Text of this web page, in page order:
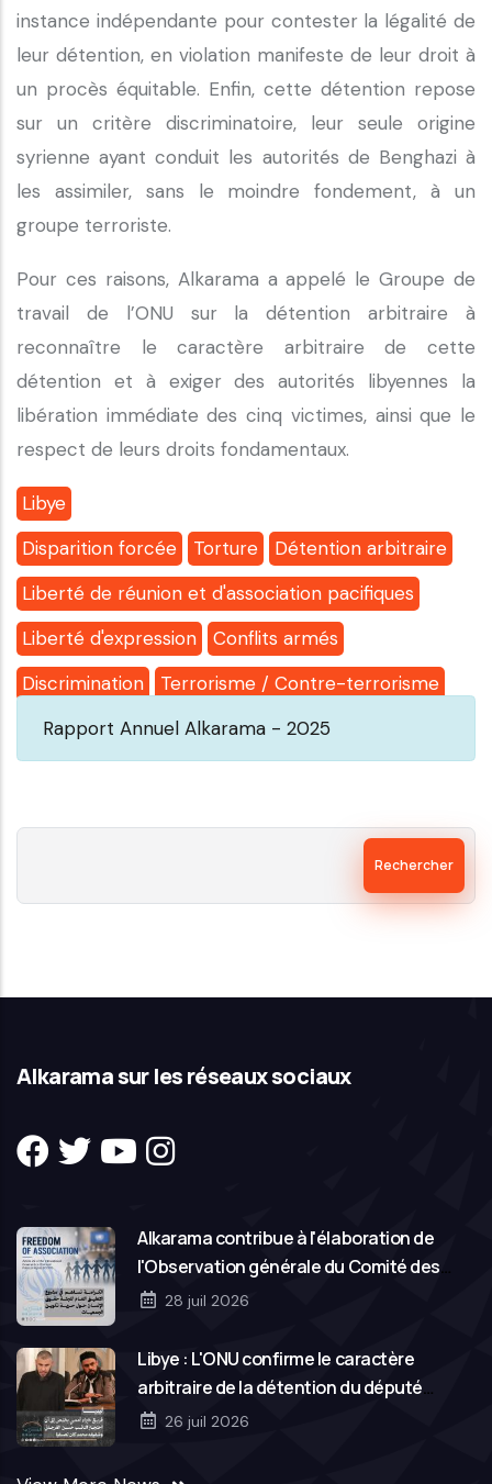
instance indépendante pour contester la légalité de
leur détention, en violation manifeste de leur droit à
un procès équitable. Enfin, cette détention repose
sur un critère discriminatoire, leur seule origine
syrienne ayant conduit les autorités de Benghazi à
les assimiler, sans le moindre fondement, à un
groupe terroriste.
Pour ces raisons, Alkarama a appelé le Groupe de
travail de l’ONU sur la détention arbitraire à
reconnaître le caractère arbitraire de cette
détention et à exiger des autorités libyennes la
libération immédiate des cinq victimes, ainsi que le
respect de leurs droits fondamentaux.
Libye
Disparition forcée
Torture
Détention arbitraire
Liberté de réunion et d'association pacifiques
Liberté d'expression
Conflits armés
Discrimination
Terrorisme / Contre-terrorisme
Rapport Annuel Alkarama - 2025
Alkarama sur les réseaux sociaux
Alkarama contribue à l'élaboration de
l'Observation générale du Comité des
droits de l'homme des Nations Unies sur la
28 juil 2026
Libye : L'ONU confirme le caractère
arbitraire de la détention du député
Hassan Salem et de son frère Mohamed
26 juil 2026